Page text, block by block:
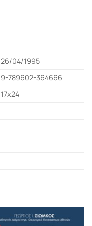
26/04/1995
9-789602-364666
17x24